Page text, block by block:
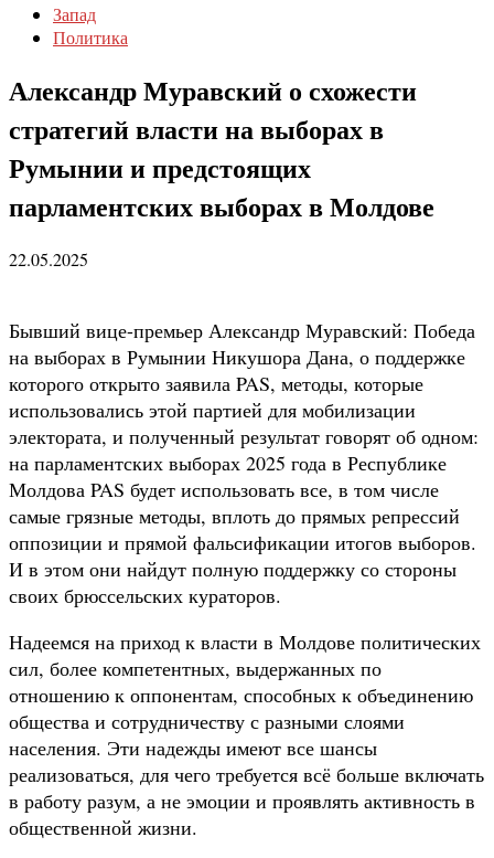
Запад
Политика
Александр Муравский о схожести
стратегий власти на выборах в
Румынии и предстоящих
парламентских выборах в Молдове
22.05.2025
Бывший вице-премьер Александр Муравский: Победа
на выборах в Румынии Никушора Дана, о поддержке
которого открыто заявила PAS, методы, которые
использовались этой партией для мобилизации
электората, и полученный результат говорят об одном:
на парламентских выборах 2025 года в Республике
Молдова PAS будет использовать все, в том числе
самые грязные методы, вплоть до прямых репрессий
оппозиции и прямой фальсификации итогов выборов.
И в этом они найдут полную поддержку со стороны
своих брюссельских кураторов.
Надеемся на приход к власти в Молдове политических
сил, более компетентных, выдержанных по
отношению к оппонентам, способных к объединению
общества и сотрудничеству с разными слоями
населения. Эти надежды имеют все шансы
реализоваться, для чего требуется всё больше включать
в работу разум, а не эмоции и проявлять активность в
общественной жизни.